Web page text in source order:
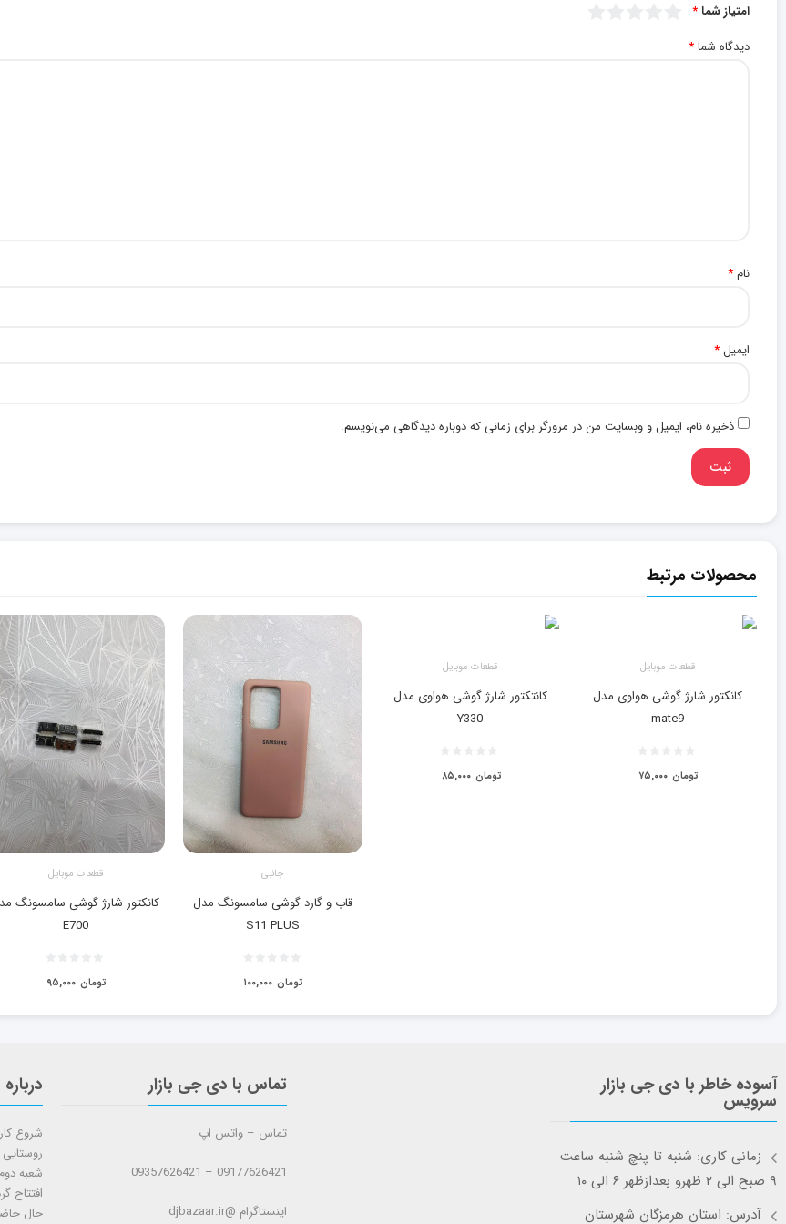
امتیاز شما*
دیدگاه شما*
نام*
ایمیل*
ذخیره نام، ایمیل و وبسایت من در مرورگر برای زمانی که دوباره دیدگاهی می‌نویسم.
محصولات مرتبط
قطعات موبایل
کانکتور شارژ گوشی هواوی مدل
mate9
۷۵,۰۰۰ تومان
قطعات موبایل
کانتکتور شارژ گوشی هواوی مدل
Y330
۸۵,۰۰۰ تومان
جانبی
قاب و گارد گوشی سامسونگ مدل
S11 PLUS
۱۰۰,۰۰۰ تومان
قطعات موبایل
کانکتور شارژ گوشی سامسونگ
E700
۹۵,۰۰۰ تومان
آسوده خاطر با دی جی بازار
سرویس
زمانی کاری: شنبه تا پنچ شنبه ساعت
۹ صبح الی ۲ ظهرو بعدازظهر ۶ الی ۱۰
آدرس: استان هرمزگان شهرستان
تماس با دی جی بازار
تماس – واتس اپ
09177626421 – 09357626421
اینستاگرام @djbazaar.ir
افتتاح
حال